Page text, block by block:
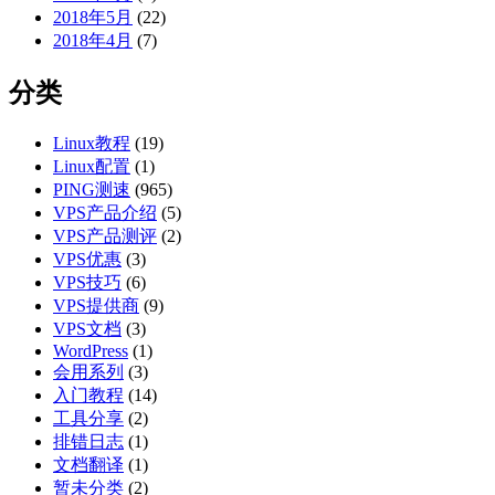
2018年5月 (22)
2018年4月 (7)
分类
Linux教程 (19)
Linux配置 (1)
PING测速 (965)
VPS产品介绍 (5)
VPS产品测评 (2)
VPS优惠 (3)
VPS技巧 (6)
VPS提供商 (9)
VPS文档 (3)
WordPress (1)
会用系列 (3)
入门教程 (14)
工具分享 (2)
排错日志 (1)
文档翻译 (1)
暂未分类 (2)